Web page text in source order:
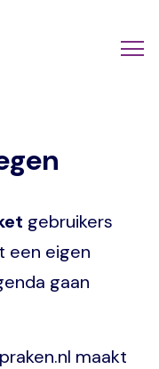
gebruikers
een eigen
gaan
maakt